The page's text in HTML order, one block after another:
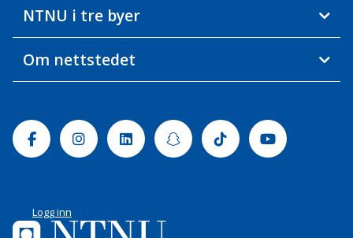
NTNU i tre byer
Om nettstedet
FacebookInstagramLinkedinSnapchatTiktok Youtube
Logg inn